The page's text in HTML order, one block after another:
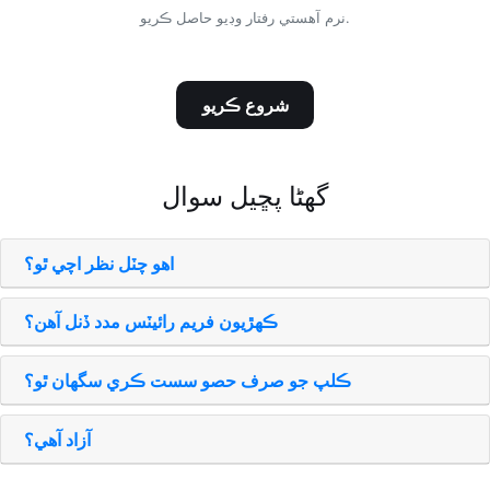
نرم آهستي رفتار وڊيو حاصل ڪريو.
شروع ڪريو
گھڻا پڇيل سوال
اهو چٽل نظر اچي ٿو؟
ڪھڙيون فريم رائيٽس مدد ڏنل آھن؟
ڪلپ جو صرف حصو سست ڪري سگهان ٿو؟
آزاد آھي؟